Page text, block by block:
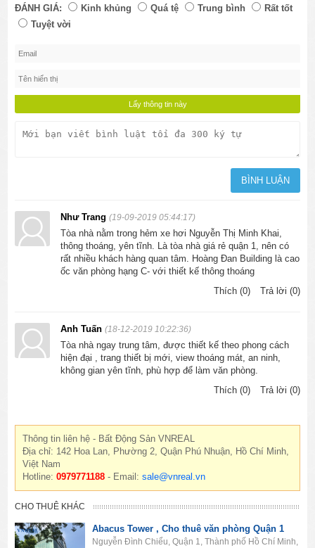
ĐÁNH GIÁ: Kinh khủng Quá tệ Trung bình
Rất tốt
Tuyệt vời
Như Trang(19-09-2019 05:44:17)
Tòa nhà nằm trong hẻm xe hơi Nguyễn Thị Minh Khai,
thông thoáng, yên tĩnh. Là tòa nhà giá rẻ quận 1, nên có
rất nhiều khách hàng quan tâm. Hoàng Đan Building là cao
ốc văn phòng hạng C- với thiết kế thông thoáng
Thích (0)
Trả lời (0)
Anh Tuấn(18-12-2019 10:22:36)
Tòa nhà ngay trung tâm, được thiết kế theo phong cách
hiện đại , trang thiết bị mới, view thoáng mát, an ninh,
không gian yên tĩnh, phù hợp để làm văn phòng.
Thích (0)
Trả lời (0)
Thông tin liên hệ - Bất Động Sản VNREAL
Địa chỉ: 142 Hoa Lan, Phường 2, Quận Phú Nhuận, Hồ Chí Minh,
Việt Nam
Hotline:0979771188 - Email:sale@vnreal.vn
CHO THUÊ KHÁC
Abacus Tower , Cho thuê văn phòng Quận 1
Nguyễn Đình Chiểu, Quận 1, Thành phố Hồ Chí Minh,